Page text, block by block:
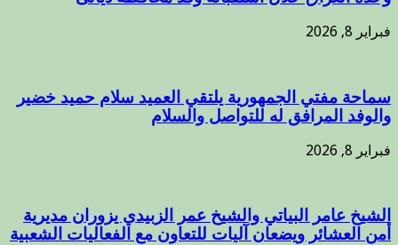
فبراير 8, 2026
سماحة مفتي الجمهورية يلتقي العميد سلام حميد خضير
والوفد المرافق له للتواصل والسلام
فبراير 8, 2026
الشيخ عامر البياتي والشيخ عمر الزبيدي يزوران مديرية
أمن العشائر ويضعان آليات للتعاون مع الفعاليات الشعبية